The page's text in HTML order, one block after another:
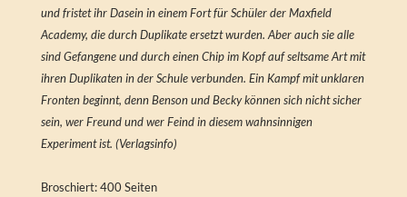
und fristet ihr Dasein in einem Fort für Schüler der Maxfield
Academy, die durch Duplikate ersetzt wurden. Aber auch sie alle
sind Gefangene und durch einen Chip im Kopf auf seltsame Art mit
ihren Duplikaten in der Schule verbunden. Ein Kampf mit unklaren
Fronten beginnt, denn Benson und Becky können sich nicht sicher
sein, wer Freund und wer Feind in diesem wahnsinnigen
Experiment ist. (Verlagsinfo)
Broschiert: 400 Seiten